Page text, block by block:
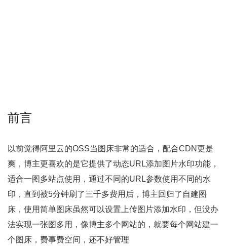
前言
以前觉得阿里云的OSS当图床非常的适合，配合CDN更是
爽，博主更喜欢的是它提供了动态URL添加图片水印功能，
适合一图多站点使用，通过不同的URL参数使用不同的水
印，直到被5分钟刷了三千多费用后，博主回归了自建图
床，使用简单图床虽然可以设置上传图片添加水印，但没办
法实现一张图多用，像博主多个网站的，就要每个网站建一
个图床，费事费空间，还不好管理